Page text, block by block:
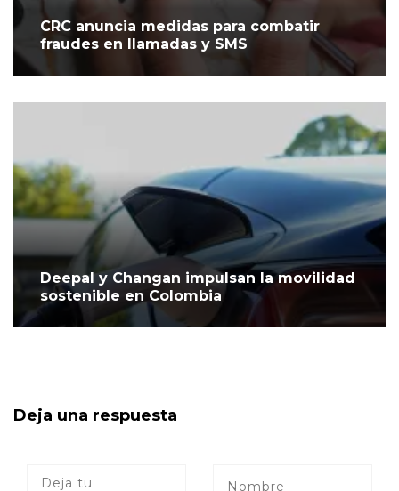
CRC anuncia medidas para combatir
fraudes en llamadas y SMS
Deepal y Changan impulsan la movilidad
sostenible en Colombia
Deja una respuesta